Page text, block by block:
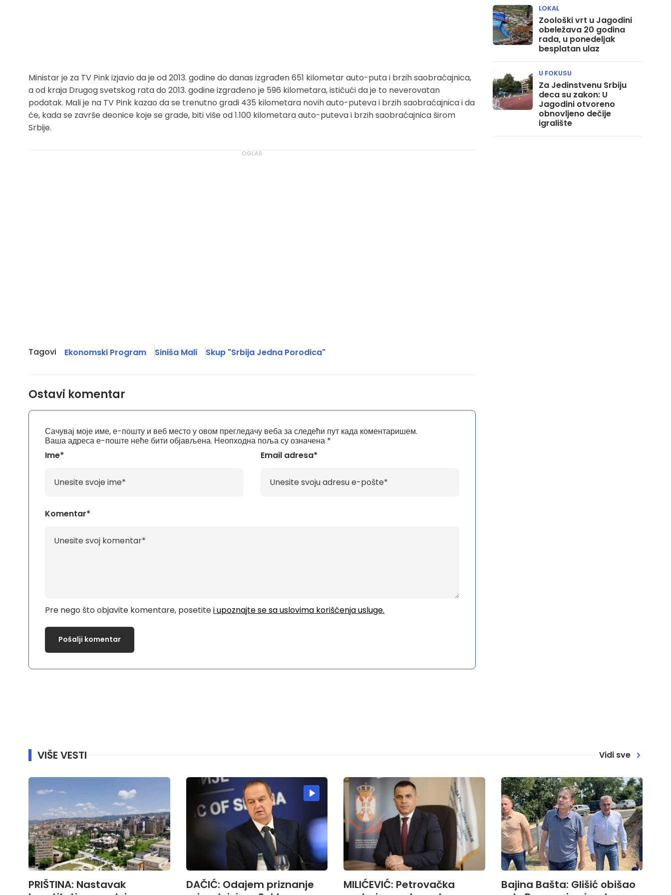
Ministar je za TV Pink izjavio da je od 2013. godine do danas izgrađen 651 kilometar auto-puta i brzih saobraćajnica,
a od kraja Drugog svetskog rata do 2013. godine izgrađeno je 596 kilometara, ističući da je to neverovatan
podatak. Mali je na TV Pink kazao da se trenutno gradi 435 kilometara novih auto-puteva i brzih saobraćajnica i da
će, kada se završe deonice koje se grade, biti više od 1.100 kilometara auto-puteva i brzih saobraćajnica širom
Srbije.
Tagovi Ekonomski Program Siniša Mali Skup "Srbija Jedna Porodica"
Ostavi komentar
Ваша адреса е-поште неће бити објављена. Неопходна поља су означена *
Komentar*
Pre nego što objavite komentare, posetitei upoznajte se sa uslovima korišćenja usluge.
Ime* Email adresa*
Сачувај моје име, е-пошту и веб место у овом прегледачу веба за следећи пут када коментаришем.
Zoološki vrt u Jagodini
obeležava 20 godina
rada, u ponedeljak
besplatan ulaz
LOKAL
Za Jedinstvenu Srbiju
deca su zakon: U
Jagodini otvoreno
obnovljeno dečije
igralište
U FOKUSU
VIŠE VESTI Vidi sve
PRIŠTINA: Nastavak
DAČIĆ: Odajem priznanje
MILIĆEVIĆ: Petrovačka
Bajina Bašta: Glišić obišao